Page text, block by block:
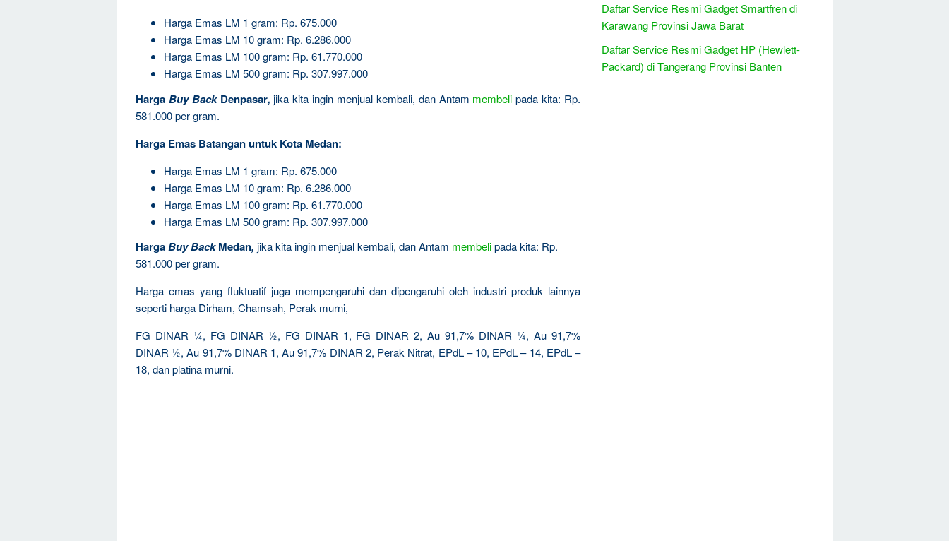
Harga Emas LM 1 gram: Rp. 675.000
Harga Emas LM 10 gram: Rp. 6.286.000
Harga Emas LM 100 gram: Rp. 61.770.000
Harga Emas LM 500 gram: Rp. 307.997.000
Harga Buy Back Denpasar, jika kita ingin menjual kembali, dan Antam membeli pada kita: Rp.
581.000 per gram.
Harga Emas Batangan untuk Kota Medan:
Harga Emas LM 1 gram: Rp. 675.000
Harga Emas LM 10 gram: Rp. 6.286.000
Harga Emas LM 100 gram: Rp. 61.770.000
Harga Emas LM 500 gram: Rp. 307.997.000
HargaBuy BackMedan, jika kita ingin menjual kembali, dan Antam membelipada kita: Rp.
581.000 per gram.
Harga emas yang fluktuatif juga mempengaruhi dan dipengaruhi oleh industri produk lainnya
seperti harga Dirham, Chamsah, Perak murni,
FG DINAR ¼, FG DINAR ½, FG DINAR 1, FG DINAR 2, Au 91,7% DINAR ¼, Au 91,7%
DINAR ½, Au 91,7% DINAR 1, Au 91,7% DINAR 2, Perak Nitrat, EPdL – 10, EPdL – 14, EPdL –
18, dan platina murni.
Daftar Service Resmi Gadget Smartfren di
Karawang Provinsi Jawa Barat
Daftar Service Resmi Gadget HP (Hewlett-
Packard) di Tangerang Provinsi Banten